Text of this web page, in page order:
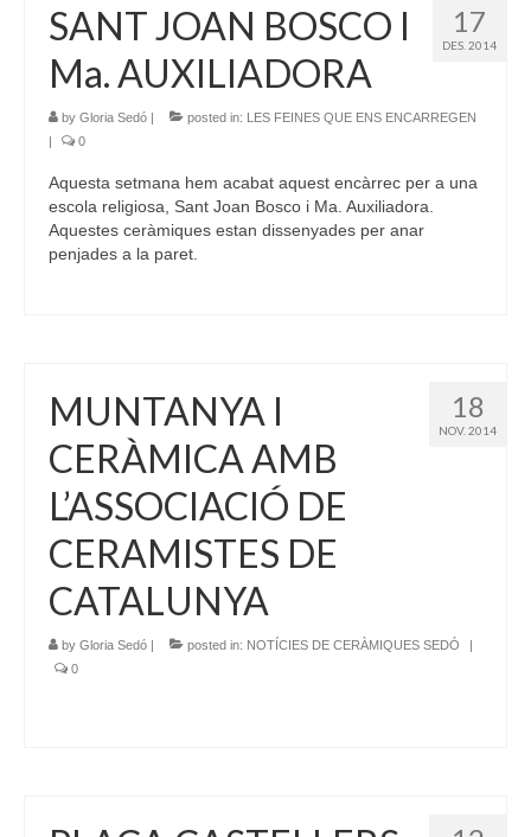
17
DES. 2014
SANT JOAN BOSCO I
Ma. AUXILIADORA
by Gloria Sedó | posted in: LES FEINES QUE ENS ENCARREGEN
|
0
Aquesta setmana hem acabat aquest encàrrec per a una
escola religiosa, Sant Joan Bosco i Ma. Auxiliadora.
Aquestes ceràmiques estan dissenyades per anar
penjades a la paret.
18
NOV. 2014
MUNTANYA I
CERÀMICA AMB
L’ASSOCIACIÓ DE
CERAMISTES DE
CATALUNYA
by Gloria Sedó posted in: NOTÍCIES DE CERÀMIQUES SEDÓ
0